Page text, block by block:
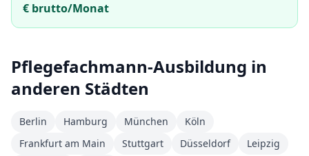
€ brutto/Monat
Pflegefachmann-Ausbildung in
anderen Städten
Berlin Hamburg München
Köln
Frankfurt am Main
Stuttgart Düsseldorf
Leipzig